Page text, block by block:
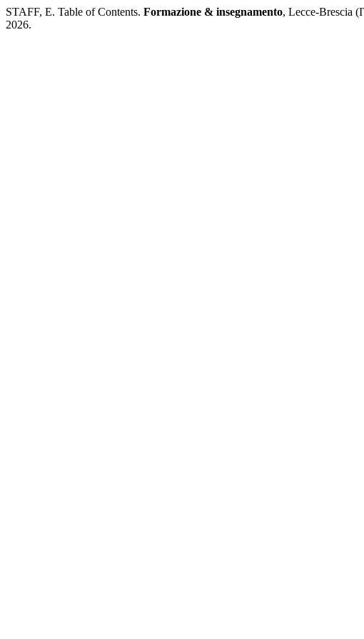
STAFF, E. Table of Contents. Formazione & insegnamento, Lecce-Brescia
2026.